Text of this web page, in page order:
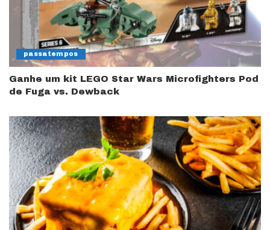
passatempos
Ganhe um kit LEGO Star Wars Microfighters Pod
de Fuga vs. Dewback